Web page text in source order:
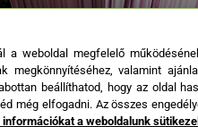
34 40 41 43
a weboldal megfelelő
megkönnyítéséhez, valamint
beállíthatod, hogy az oldal
még elfogadni. Az összes
a weboldalunk